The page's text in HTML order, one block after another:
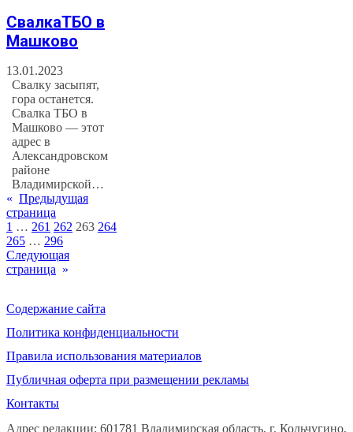
СвалкаТБО в
Машково
13.01.2023
Свалку засыпят,
гора останется.
Свалка ТБО в
Машково — этот
адрес в
Александровском
районе
Владимирской…
« Предыдущая
страница
1 … 261 262 263 264
265 … 296
Следующая
страница »
Содержание сайта
Политика конфиденциальности
Правила использования материалов
Публичная оферта при размещении рекламы
Контакты
Адрес редакции: 601781 Владимирская область, г. Кольчугино,